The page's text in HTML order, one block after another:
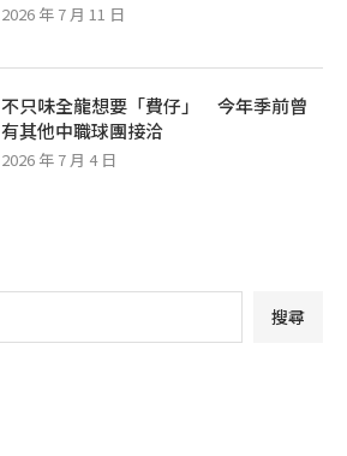
2026 年 7 月 11 日
不只味全龍想要「費仔」 今年季前曾
有其他中職球團接洽
2026 年 7 月 4 日
搜尋